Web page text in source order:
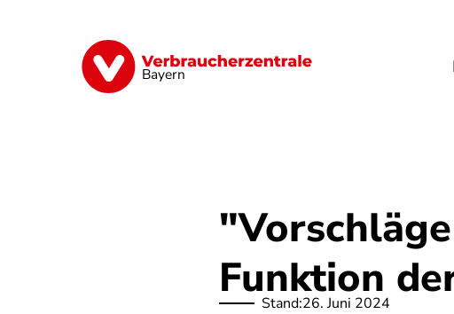
Bayern
Finanzen Digitales Lebensmittel
Funktion
Stand:26. Juni 2024